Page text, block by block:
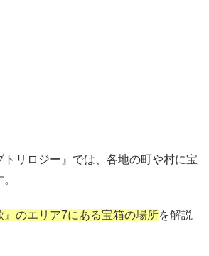
トリロジー』では、各地の町や村に宝
』のエリア7にある宝箱の場所を解説